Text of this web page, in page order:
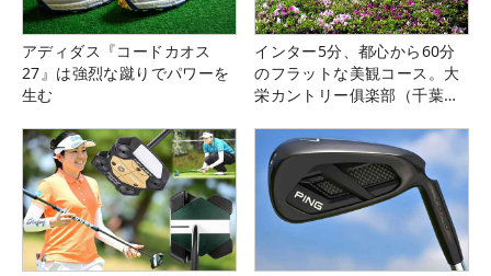
アディダス『コードカオス
27』は強烈な蹴りでパワーを
生む
インター5分、都心から60分
のフラットな美観コース。大
栄カントリー俱楽部（千葉